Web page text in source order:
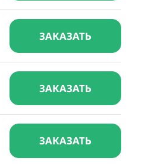
ЗАКАЗАТЬ
ЗАКАЗАТЬ
ЗАКАЗАТЬ